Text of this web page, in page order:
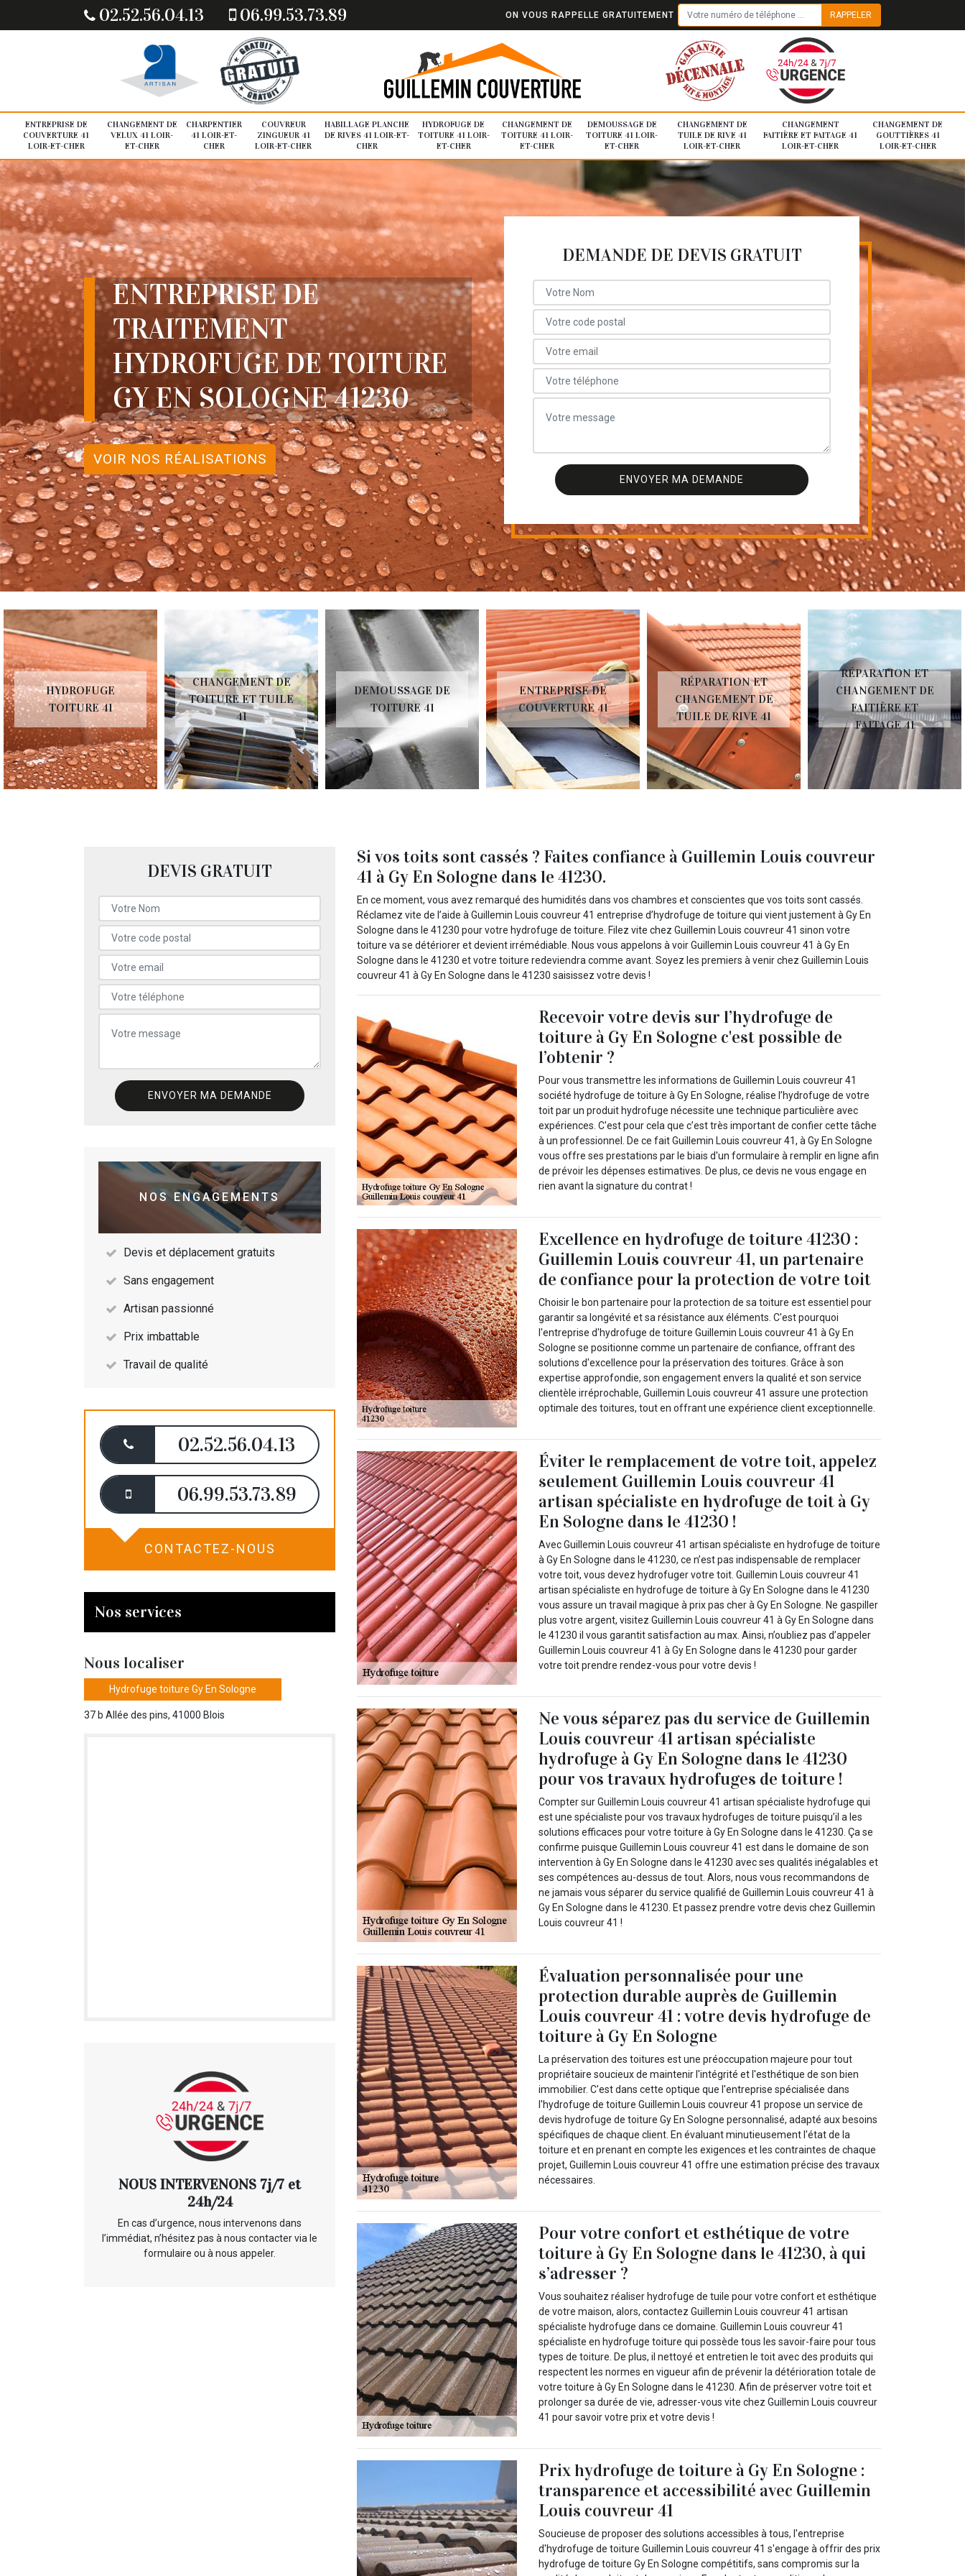
02.52.56.04.13 06.99.53.73.89 ON VOUS RAPPELLE GRATUITEMENT
ENTREPRISE DE
COUVERTURE 41
LOIR-ET-CHER
CHANGEMENT DE
VELUX 41 LOIR-
ET-CHER
CHARPENTIER
41 LOIR-ET-
CHER
COUVREUR
ZINGUEUR 41
LOIR-ET-CHER
HABILLAGE PLANCHE
DE RIVES 41 LOIR-ET-
CHER
HYDROFUGE DE
TOITURE 41 LOIR-
ET-CHER
CHANGEMENT DE
TOITURE 41 LOIR-
ET-CHER
DEMOUSSAGE DE
TOITURE 41 LOIR-
ET-CHER
CHANGEMENT DE
TUILE DE RIVE 41
LOIR-ET-CHER
CHANGEMENT
FAITIÈRE ET FAITAGE 41
LOIR-ET-CHER
CHANGEMENT DE
GOUTTIÈRES 41
LOIR-ET-CHER
ENTREPRISE DE
TRAITEMENT
HYDROFUGE DE TOITURE
GY EN SOLOGNE 41230
VOIR NOS RÉALISATIONS
DEMANDE DE DEVIS GRATUIT
HYDROFUGE
TOITURE 41
CHANGEMENT DE
TOITURE ET TUILE
41
DEMOUSSAGE DE
TOITURE 41
ENTREPRISE DE
COUVERTURE 41
RÉPARATION ET
CHANGEMENT DE
TUILE DE RIVE 41
RÉPARATION ET
CHANGEMENT DE
FAITIÈRE ET
FAITAGE 41
DEVIS GRATUIT
NOS ENGAGEMENTS
Devis et déplacement gratuits
Sans engagement
Artisan passionné
Prix imbattable
Travail de qualité
02.52.56.04.13
06.99.53.73.89
CONTACTEZ-NOUS
Nos services
Nous localiser
Hydrofuge toiture Gy En Sologne
37 b Allée des pins, 41000 Blois
NOUS INTERVENONS 7j/7 et
24h/24
En cas d’urgence, nous intervenons dans
l’immédiat, n’hésitez pas à nous contacter via le
formulaire ou à nous appeler.
Si vos toits sont cassés ? Faites confiance à Guillemin Louis couvreur
41 à Gy En Sologne dans le 41230.
En ce moment, vous avez remarqué des humidités dans vos chambres et conscientes que vos toits sont cassés.
Réclamez vite de l’aide à Guillemin Louis couvreur 41 entreprise d’hydrofuge de toiture qui vient justement à Gy En
Sologne dans le 41230 pour votre hydrofuge de toiture. Filez vite chez Guillemin Louis couvreur 41 sinon votre
toiture va se détériorer et devient irrémédiable. Nous vous appelons à voir Guillemin Louis couvreur 41 à Gy En
Sologne dans le 41230 et votre toiture redeviendra comme avant. Soyez les premiers à venir chez Guillemin Louis
couvreur 41 à Gy En Sologne dans le 41230 saisissez votre devis !
Recevoir votre devis sur l’hydrofuge de
toiture à Gy En Sologne c'est possible de
l’obtenir ?
Pour vous transmettre les informations de Guillemin Louis couvreur 41
société hydrofuge de toiture à Gy En Sologne, réalise l’hydrofuge de votre
toit par un produit hydrofuge nécessite une technique particulière avec
expériences. C'est pour cela que c’est très important de confier cette tâche
à un professionnel. De ce fait Guillemin Louis couvreur 41, à Gy En Sologne
vous offre ses prestations par le biais d'un formulaire à remplir en ligne afin
de prévoir les dépenses estimatives. De plus, ce devis ne vous engage en
rien avant la signature du contrat !
Excellence en hydrofuge de toiture 41230 :
Guillemin Louis couvreur 41, un partenaire
de confiance pour la protection de votre toit
Choisir le bon partenaire pour la protection de sa toiture est essentiel pour
garantir sa longévité et sa résistance aux éléments. C'est pourquoi
l'entreprise d'hydrofuge de toiture Guillemin Louis couvreur 41 à Gy En
Sologne se positionne comme un partenaire de confiance, offrant des
solutions d'excellence pour la préservation des toitures. Grâce à son
expertise approfondie, son engagement envers la qualité et son service
clientèle irréprochable, Guillemin Louis couvreur 41 assure une protection
optimale des toitures, tout en offrant une expérience client exceptionnelle.
Éviter le remplacement de votre toit, appelez
seulement Guillemin Louis couvreur 41
artisan spécialiste en hydrofuge de toit à Gy
En Sologne dans le 41230 !
Avec Guillemin Louis couvreur 41 artisan spécialiste en hydrofuge de toiture
à Gy En Sologne dans le 41230, ce n’est pas indispensable de remplacer
votre toit, vous devez hydrofuger votre toit. Guillemin Louis couvreur 41
artisan spécialiste en hydrofuge de toiture à Gy En Sologne dans le 41230
vous assure un travail magique à prix pas cher à Gy En Sologne. Ne gaspiller
plus votre argent, visitez Guillemin Louis couvreur 41 à Gy En Sologne dans
le 41230 il vous garantit satisfaction au max. Ainsi, n’oubliez pas d’appeler
Guillemin Louis couvreur 41 à Gy En Sologne dans le 41230 pour garder
votre toit prendre rendez-vous pour votre devis !
Ne vous séparez pas du service de Guillemin
Louis couvreur 41 artisan spécialiste
hydrofuge à Gy En Sologne dans le 41230
pour vos travaux hydrofuges de toiture !
Compter sur Guillemin Louis couvreur 41 artisan spécialiste hydrofuge qui
est une spécialiste pour vos travaux hydrofuges de toiture puisqu’il a les
solutions efficaces pour votre toiture à Gy En Sologne dans le 41230. Ça se
confirme puisque Guillemin Louis couvreur 41 est dans le domaine de son
intervention à Gy En Sologne dans le 41230 avec ses qualités inégalables et
ses compétences au-dessus de tout. Alors, nous vous recommandons de
ne jamais vous séparer du service qualifié de Guillemin Louis couvreur 41 à
Gy En Sologne dans le 41230. Et passez prendre votre devis chez Guillemin
Louis couvreur 41 !
Évaluation personnalisée pour une
protection durable auprès de Guillemin
Louis couvreur 41 : votre devis hydrofuge de
toiture à Gy En Sologne
La préservation des toitures est une préoccupation majeure pour tout
propriétaire soucieux de maintenir l'intégrité et l'esthétique de son bien
immobilier. C'est dans cette optique que l'entreprise spécialisée dans
l'hydrofuge de toiture Guillemin Louis couvreur 41 propose un service de
devis hydrofuge de toiture Gy En Sologne personnalisé, adapté aux besoins
spécifiques de chaque client. En évaluant minutieusement l'état de la
toiture et en prenant en compte les exigences et les contraintes de chaque
projet, Guillemin Louis couvreur 41 offre une estimation précise des travaux
nécessaires.
Pour votre confort et esthétique de votre
toiture à Gy En Sologne dans le 41230, à qui
s’adresser ?
Vous souhaitez réaliser hydrofuge de tuile pour votre confort et esthétique
de votre maison, alors, contactez Guillemin Louis couvreur 41 artisan
spécialiste hydrofuge dans ce domaine. Guillemin Louis couvreur 41
spécialiste en hydrofuge toiture qui possède tous les savoir-faire pour tous
types de toiture. De plus, il nettoyé et entretien le toit avec des produits qui
respectent les normes en vigueur afin de prévenir la détérioration totale de
votre toiture à Gy En Sologne dans le 41230. Afin de préserver votre toit et
prolonger sa durée de vie, adresser-vous vite chez Guillemin Louis couvreur
41 pour savoir votre prix et votre devis !
Prix hydrofuge de toiture à Gy En Sologne :
transparence et accessibilité avec Guillemin
Louis couvreur 41
Soucieuse de proposer des solutions accessibles à tous, l'entreprise
d'hydrofuge de toiture Guillemin Louis couvreur 41 s'engage à offrir des prix
hydrofuge de toiture Gy En Sologne compétitifs, sans compromis sur la